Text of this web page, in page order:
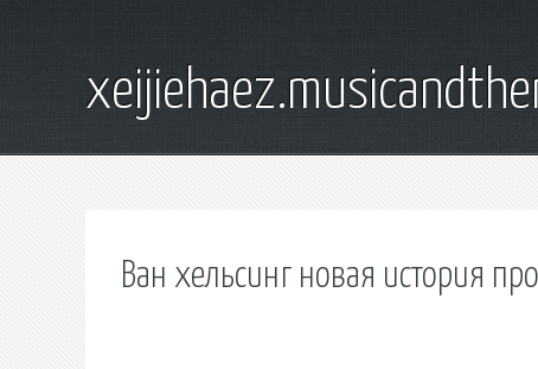
Ван хельсинг новая история